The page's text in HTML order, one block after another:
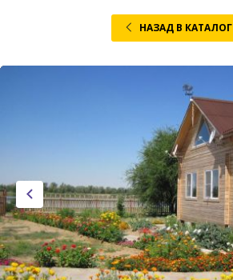
НАЗАД В КАТАЛОГ